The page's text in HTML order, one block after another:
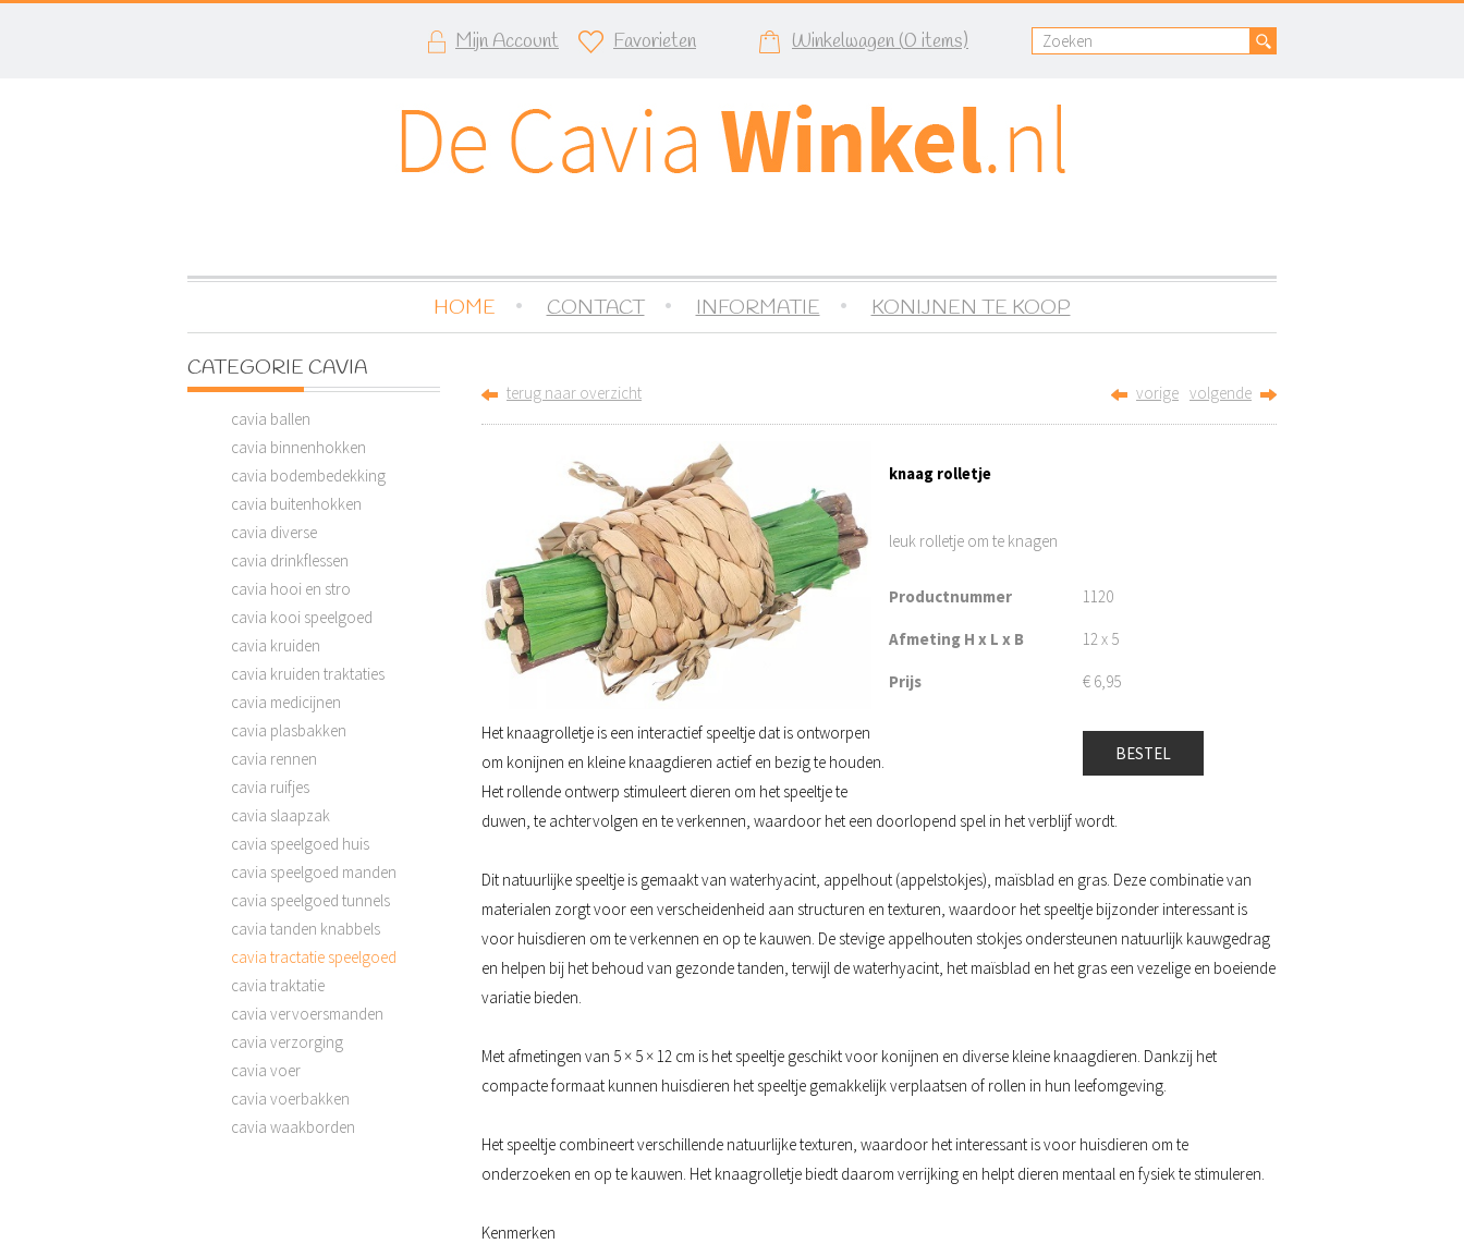
Mijn Account Favorieten Winkelwagen (0 items)
HOME CONTACT INFORMATIE KONIJNEN TE KOOP
CATEGORIE CAVIA
cavia ballen
cavia binnenhokken
cavia bodembedekking
cavia buitenhokken
cavia diverse
cavia drinkflessen
cavia hooi en stro
cavia kooi speelgoed
cavia kruiden
cavia kruiden traktaties
cavia medicijnen
cavia plasbakken
cavia rennen
cavia ruifjes
cavia slaapzak
cavia speelgoed huis
cavia speelgoed manden
cavia speelgoed tunnels
cavia tanden knabbels
cavia tractatie speelgoed
cavia traktatie
cavia vervoersmanden
cavia verzorging
cavia voer
cavia voerbakken
cavia waakborden
terug naar overzicht vorige volgende
knaag rolletje
leuk rolletje om te knagen
Productnummer 1120
Afmeting H x L x B 12 x 5
Prijs € 6,95
BESTEL
Het knaagrolletje is een interactief speeltje dat is ontworpen
om konijnen en kleine knaagdieren actief en bezig te houden.
Het rollende ontwerp stimuleert dieren om het speeltje te
duwen, te achtervolgen en te verkennen, waardoor het een doorlopend spel in het verblijf wordt.
Dit natuurlijke speeltje is gemaakt van waterhyacint, appelhout (appelstokjes), maïsblad en gras. Deze combinatie van
materialen zorgt voor een verscheidenheid aan structuren en texturen, waardoor het speeltje bijzonder interessant is
voor huisdieren om te verkennen en op te kauwen. De stevige appelhouten stokjes ondersteunen natuurlijk kauwgedrag
en helpen bij het behoud van gezonde tanden, terwijl de waterhyacint, het maïsblad en het gras een vezelige en boeiende
variatie bieden.
Met afmetingen van 5 × 5 × 12 cm is het speeltje geschikt voor konijnen en diverse kleine knaagdieren. Dankzij het
compacte formaat kunnen huisdieren het speeltje gemakkelijk verplaatsen of rollen in hun leefomgeving.
Het speeltje combineert verschillende natuurlijke texturen, waardoor het interessant is voor huisdieren om te
onderzoeken en op te kauwen. Het knaagrolletje biedt daarom verrijking en helpt dieren mentaal en fysiek te stimuleren.
Kenmerken